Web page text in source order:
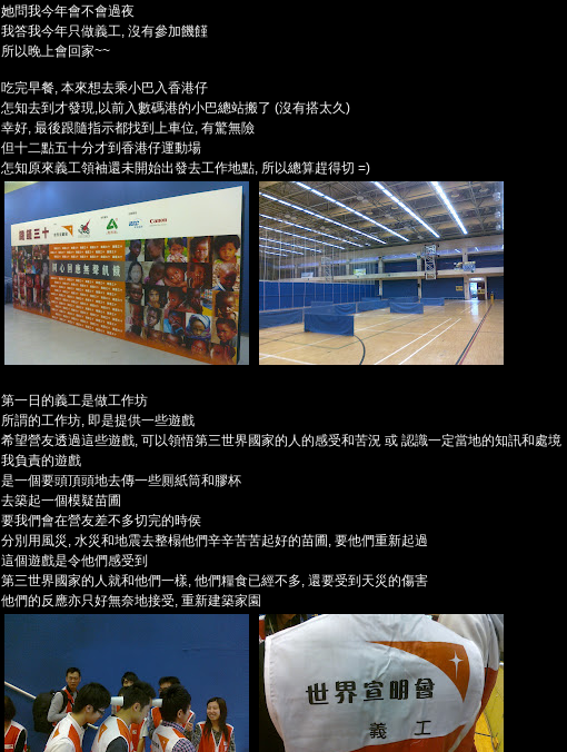
她問我今年會不會過夜
我答我今年只做義工, 沒有參加饑饉
所以晚上會回家~~
吃完早餐, 本來想去乘小巴入香港仔
怎知去到才發現,以前入數碼港的小巴總站搬了 (沒有搭太久)
幸好, 最後跟隨指示都找到上車位, 有驚無險
但十二點五十分才到香港仔運動場
怎知原來義工領袖還未開始出發去工作地點, 所以總算趕得切 =)
第一日的義工是做工作坊
所謂的工作坊, 即是提供一些遊戲
希望營友透過這些遊戲, 可以領悟第三世界國家的人的感受和苦況 或 認識一定當地的知訊和處境
我負責的遊戲
是一個要頭頂頭地去傳一些厠紙筒和膠杯
去築起一個模疑苗圃
要我們會在營友差不多切完的時侯
分別用風災, 水災和地震去整榻他們辛辛苦苦起好的苗圃, 要他們重新起過
這個遊戲是令他們感受到
第三世界國家的人就和他們一樣, 他們糧食已經不多, 還要受到天災的傷害
他們的反應亦只好無奈地接受, 重新建築家園